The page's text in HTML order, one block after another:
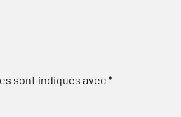
sont indiqués avec*